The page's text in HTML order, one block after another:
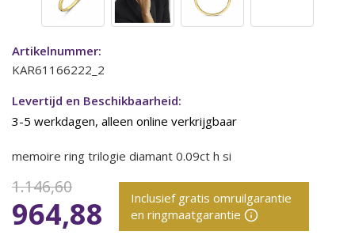
Artikelnummer:
KAR61166222_2
Levertijd en Beschikbaarheid:
3-5 werkdagen, alleen online verkrijgbaar
memoire ring trilogie diamant 0.09ct h si
1.146,60
964,88
Inclusief gratis omruilgarantie
en ringmaatgarantie